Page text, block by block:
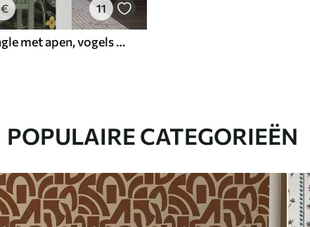
€ 11
Tropische jungle met apen, vogels en dicht gebladerte
POPULAIRE CATEGORIEËN